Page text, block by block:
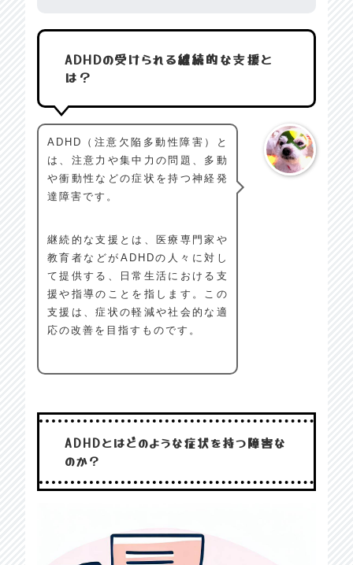
ADHDの受けられる継続的な支援と
は？
ADHD（注意欠陥多動性障害）と
は、注意力や集中力の問題、多動
や衝動性などの症状を持つ神経発
達障害です。
継続的な支援とは、医療専門家や
教育者などがADHDの人々に対し
て提供する、日常生活における支
援や指導のことを指します。この
支援は、症状の軽減や社会的な適
応の改善を目指すものです。
ADHDとはどのような症状を持つ障害な
のか？